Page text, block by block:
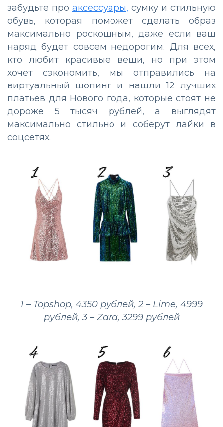
забудьте про аксессуары, сумку и стильную
обувь, которая поможет сделать образ
максимально роскошным, даже если ваш
наряд будет совсем недорогим. Для всех,
кто любит красивые вещи, но при этом
хочет сэкономить, мы отправились на
виртуальный шопинг и нашли 12 лучших
платьев для Нового года, которые стоят не
дороже 5 тысяч рублей, а выглядят
максимально стильно и соберут лайки в
соцсетях.
1 – Topshop, 4350 рублей, 2 – Lime, 4999
рублей, 3 – Zara, 3299 рублей